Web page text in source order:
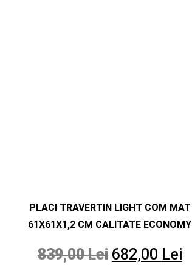
PLACI TRAVERTIN LIGHT COM MAT
61X61X1,2 CM CALITATE ECONOMY
839,00Lei 682,00 Lei